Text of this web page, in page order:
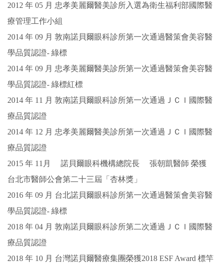
2012 年 05 月 忠孝美麗爾醫美診所入選為衛生福利部國際醫
療管理工作小組
2014 年 09 月 敦南諾貝爾眼科診所第一次通過醫策會美容醫
學品質認證- 綠標
2014 年 09 月 忠孝美麗爾醫美診所第一次通過醫策會美容醫
學品質認證- 綠標紅標
2014 年 11 月 敦南諾貝爾眼科診所第一次通過ＪＣＩ國際醫
療品質認證
2014 年 12 月 忠孝美麗爾醫美診所第一次通過ＪＣＩ國際醫
療品質認證
2015 年 11月 諾貝爾眼科機構總院長 張朝凱醫師 榮獲
台北市醫師公會第二十三屆「 杏林獎 」
2016 年 09 月 台北諾貝爾眼科診所第一次通過醫策會美容醫
學品質認證- 綠標
2018 年 04 月 敦南諾貝爾眼科診所第二次通過ＪＣＩ國際醫
療品質認證
2018 年 10 月 台灣諾貝爾醫療集團榮獲2018 ESF Award 標竿